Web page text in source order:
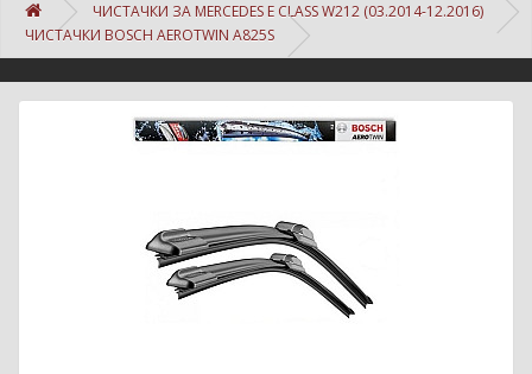
ЧИСТАЧКИ ЗА MERCEDES E CLASS W212 (03.2014-12.2016)
ЧИСТАЧКИ BOSCH AEROTWIN A825S